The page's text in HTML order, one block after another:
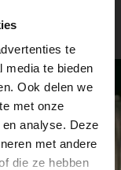
te
media te bieden
Ook delen we
met onze
analyse. Deze
met andere
die ze hebben